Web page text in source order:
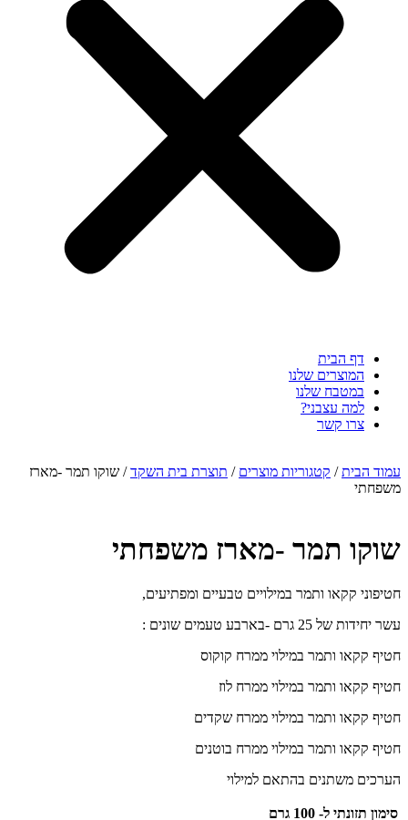
דף הבית
המוצרים שלנו
במטבח שלנו
למה עצבני?
צרו קשר
עמוד הבית/ קטגוריות מוצרים / תוצרת בית השקד/ שוקו תמר -מארז
משפחתי
שוקו תמר -מארז משפחתי
חטיפוני קקאו ותמר במילויים טבעיים ומפתיעים,
עשר יחידות של 25 גרם -בארבע טעמים שונים :
חטיף קקאו ותמר במילוי ממרח קוקוס
חטיף קקאו ותמר במילוי ממרח לוז
חטיף קקאו ותמר במילוי ממרח שקדים
חטיף קקאו ותמר במילוי ממרח בוטנים
הערכים משתנים בהתאם למילוי
סימון תזונתי ל- 100 גרם